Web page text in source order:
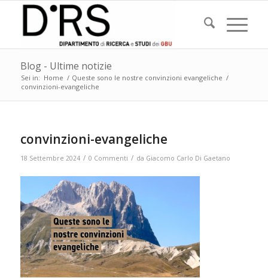
Blog - Ultime notizie
Sei in: Home / Queste sono le nostre convinzioni evangeliche /
convinzioni-evangeliche
convinzioni-evangeliche
18 Settembre 2024 / 0 Commenti / da Giacomo Carlo Di Gaetano